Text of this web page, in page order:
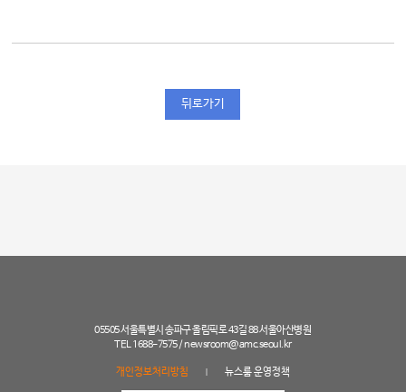
뒤로가기
05505 서울특별시 송파구 올림픽로 43길 88 서울아산병원
TEL 1688-7575 /newsroom@amc.seoul.kr
개인정보처리방침 뉴스룸 운영정책